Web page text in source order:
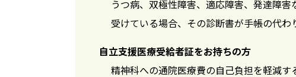
うつ病、双極性障害、適応障害、発達障
受けている場合、その診断書が手帳の代わ
自立支援医療受給者証をお持ちの方
精神科への通院医療費の自己負担を軽減